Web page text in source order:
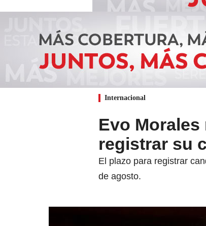
Internacional
Evo
registrar su
El plazo para registrar
de agosto.